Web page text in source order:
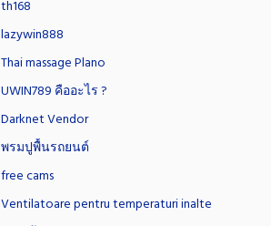
th168
lazywin888
Thai massage Plano
UWIN789 คืออะไร ?
Darknet Vendor
พรมปูพื้นรถยนต์
free cams
Ventilatoare pentru temperaturi inalte